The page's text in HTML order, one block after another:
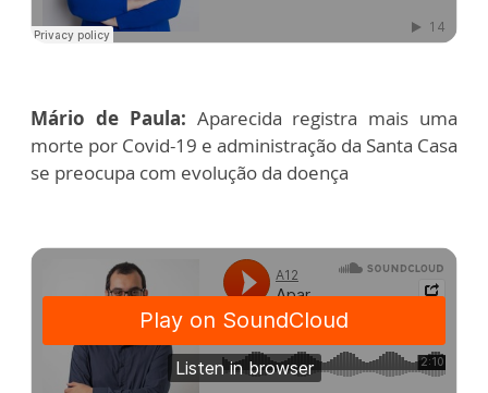
Mário de Paula: Aparecida registra mais uma
morte por Covid-19 e administração da Santa Casa
se preocupa com evolução da doença